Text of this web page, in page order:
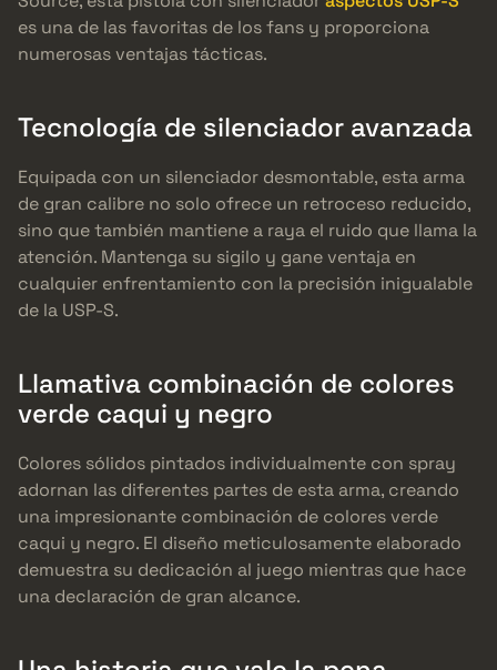
es una de las favoritas de los fans y proporciona
numerosas ventajas tácticas.
Tecnología de silenciador avanzada
Equipada con un silenciador desmontable, esta arma
de gran calibre no solo ofrece un retroceso reducido,
sino que también mantiene a raya el ruido que llama la
atención. Mantenga su sigilo y gane ventaja en
cualquier enfrentamiento con la precisión inigualable
de la USP-S.
Llamativa combinación de colores
verde caqui y negro
Colores sólidos pintados individualmente con spray
adornan las diferentes partes de esta arma, creando
una impresionante combinación de colores verde
caqui y negro. El diseño meticulosamente elaborado
demuestra su dedicación al juego mientras que hace
una declaración de gran alcance.